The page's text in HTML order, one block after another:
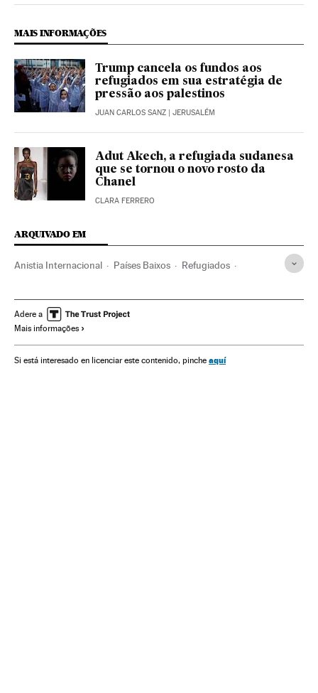
MAIS INFORMAÇÕES
Trump cancela os fundos aos
refugiados em sua estratégia de
pressão aos palestinos
JUAN CARLOS SANZ | JERUSALÉM
Adut Akech, a refugiada sudanesa
que se tornou o novo rosto da
Chanel
CLARA FERRERO
ARQUIVADO EM
Anistia Internacional Países Baixos Refugiados
Europa Conflitos Sociedade
Adere a
Mais informações
Si está interesado en licenciar este contenido, pinche aquí